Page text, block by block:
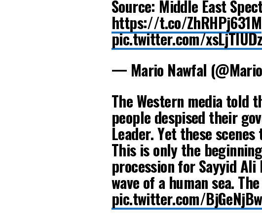
Source: Middle East
https://t.co/ZhRHPj631M
pic.twitter.com/
— Mario Nawfal
The Western media told
people despised their
Leader. Yet these
This is only the
procession for Sayyid
wave of a human sea.
pic.twitter.com/